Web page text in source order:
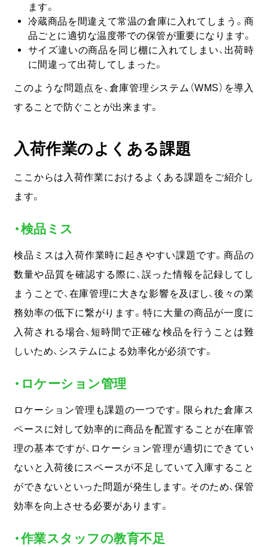
ます。
冷蔵商品を間違えて常温の倉庫に入れてしまう。商
品ごとに適切な温度帯での保管が重要になります。
サイズ違いの商品を同じ棚に入れてしまい、出荷時
に間違って出荷してしまった。
このような問題点を、倉庫管理システム（WMS）を導入
することで防ぐことが出来ます。
入荷作業のよくある課題
ここからは入荷作業におけるよくある課題をご紹介し
ます。
・検品ミス
検品ミスは入荷作業時に起きやすい課題です。商品の
数量や品質を確認する際に、誤った情報を記録してし
まうことで、在庫管理に大きな影響を及ぼし、後々の業
務効率の低下に繋がります。特に大量の商品が一度に
入荷される場合、短時間で正確な検品を行うことは難
しいため、システムによる効率化が必須です。
・ロケーション管理
ロケーション管理も課題の一つです。限られた倉庫ス
ペースに対して効率的に商品を配置することが在庫管
理の基本ですが、ロケーション管理が適切にできてい
ないと入荷後にスペースが不足していて入庫すること
ができないといった問題が発生します。そのため、保管
効率を向上させる必要があります。
・作業スタッフの教育不足